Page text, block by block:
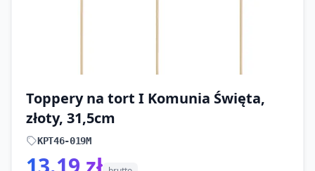
Toppery na tort I Komunia Święta,
złoty, 31,5cm
KPT46-019M